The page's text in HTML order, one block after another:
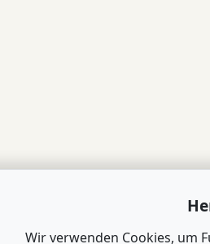
Wir verwenden Cookies, um